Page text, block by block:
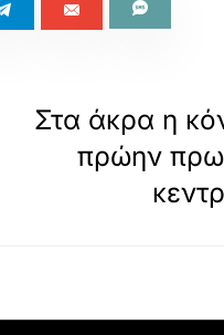
Στα άκρα η
πρώην